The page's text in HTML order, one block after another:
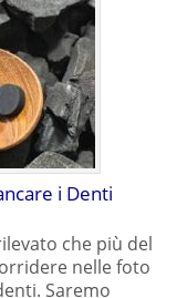
i Denti
che più del
nelle foto
Saremo